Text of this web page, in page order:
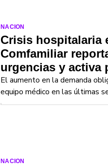
NACION
Crisis hospitalaria
Comfamiliar
urgencias y activa
El aumento en la demanda
equipo médico en las últimas
NACION